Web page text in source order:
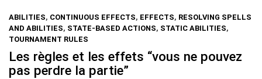
ABILITIES, CONTINUOUS EFFECTS, EFFECTS, RESOLVING SPELLS
AND ABILITIES, STATE-BASED ACTIONS, STATIC ABILITIES,
TOURNAMENT RULES
Les règles et les effets “vous ne pouvez
pas perdre la partie”